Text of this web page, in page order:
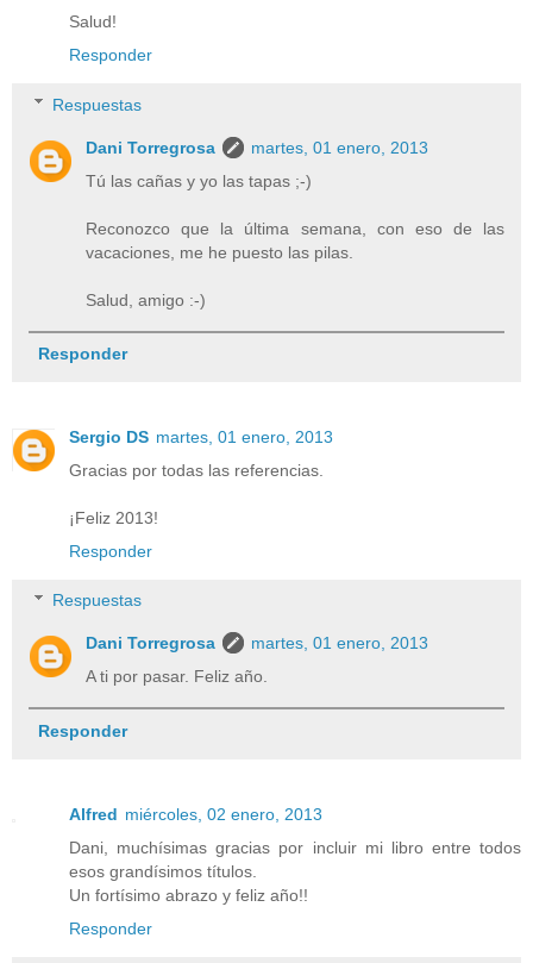
Salud!
Responder
Respuestas
Dani Torregrosa
martes, 01 enero, 2013
Tú las cañas y yo las tapas ;-)
Reconozco que la última semana, con eso de las
vacaciones, me he puesto las pilas.
Salud, amigo :-)
Responder
Sergio DS martes, 01 enero, 2013
Gracias por todas las referencias.
¡Feliz 2013!
Responder
Respuestas
Dani Torregrosa
martes, 01 enero, 2013
A ti por pasar. Feliz año.
Responder
Alfred miércoles, 02 enero, 2013
Dani, muchísimas gracias por incluir mi libro entre todos
esos grandísimos títulos.
Un fortísimo abrazo y feliz año!!
Responder